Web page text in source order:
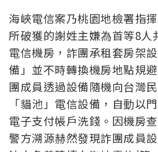
海峽電信案乃桃園地檢署指
所破獲的謝姓主嫌為首等8人
電信機房，詐團承租套房架
備」並不時轉換機房地點規
團成員透過設備隨機向台灣
「貓池」電信設備，自動以
電子支付帳戶洗錢。因機房
警方溯源赫然發現詐團成員